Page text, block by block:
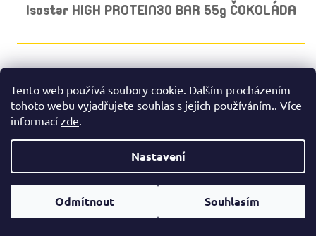
Tento web používá soubory cookie. Dalším procházením
tohoto webu vyjadřujete souhlas s jejich používáním.. Více
informací zde.
Nastavení
Odmítnout Souhlasím
Isostar HIGH PROTEIN30 BAR 55g ČOKOLÁDA